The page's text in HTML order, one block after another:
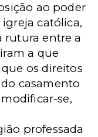
ao poder
católica,
rutura entre a
a que
os direitos
casamento
se,
professada